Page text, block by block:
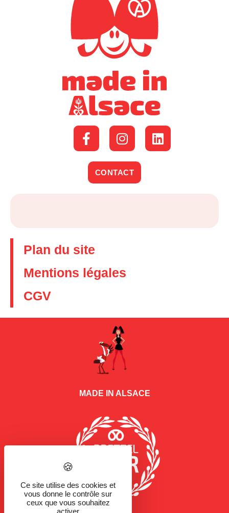
CONTACT
Plan du site
Mentions légales
CGV
MADE IN ALSACE
Ce site utilise des cookies et
vous donne le contrôle sur
ceux que vous souhaitez
activer